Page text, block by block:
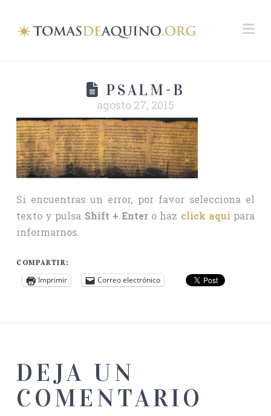
PSALM-B
agosto 27, 2015
Si encuentras un error, por favor selecciona el
texto y pulsa Shift + Enter o haz click aquí para
informarnos.
COMPARTIR:
Imprimir Correo electrónico
DEJA UN
COMENTARIO